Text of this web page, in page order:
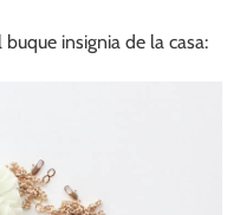
insignia de la casa: